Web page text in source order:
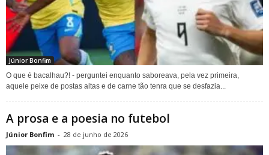
Júnior Bonfim
O que é bacalhau?! - perguntei enquanto saboreava, pela vez primeira,
aquele peixe de postas altas e de carne tão tenra que se desfazia...
A prosa e a poesia no futebol
Júnior Bonfim - 28 de junho de 2026